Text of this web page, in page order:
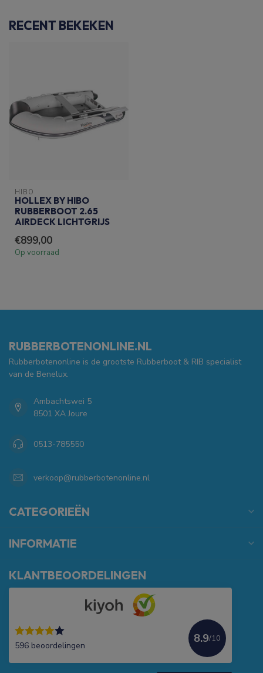
RECENT BEKEKEN
HIBO
HOLLEX BY HIBO
RUBBERBOOT 2.65
AIRDECK LICHTGRIJS
€899,00
Op voorraad
RUBBERBOTENONLINE.NL
Rubberbotenonline is de grootste Rubberboot & RIB specialist
van de Benelux.
Ambachtswei 5
8501 XA Joure
0513-785550
verkoop@rubberbotenonline.nl
CATEGORIEËN
INFORMATIE
KLANTBEOORDELINGEN
596 beoordelingen
8.9/10